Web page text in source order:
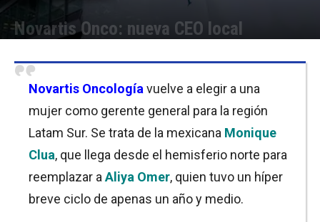
Novartis Onco: nueva CEO local
Novartis Oncología vuelve a elegir a una
mujer como gerente general para la región
Latam Sur. Se trata de la mexicana Monique
Clua, que llega desde el hemisferio norte para
reemplazar a Aliya Omer, quien tuvo un híper
breve ciclo de apenas un año y medio.